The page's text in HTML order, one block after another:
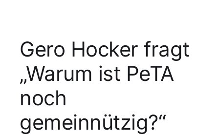
Gero Hocker fragt
„Warum ist PeTA
noch
gemeinnützig?“